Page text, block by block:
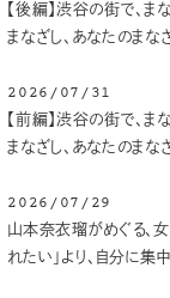
【後編】渋谷の街で、ま
まなざし、あなたのまな
2026/07/31
【前編】渋谷の街で、ま
まなざし、あなたのまな
2026/07/29
山本奈衣瑠がめぐる、
れたい」より、自分に集